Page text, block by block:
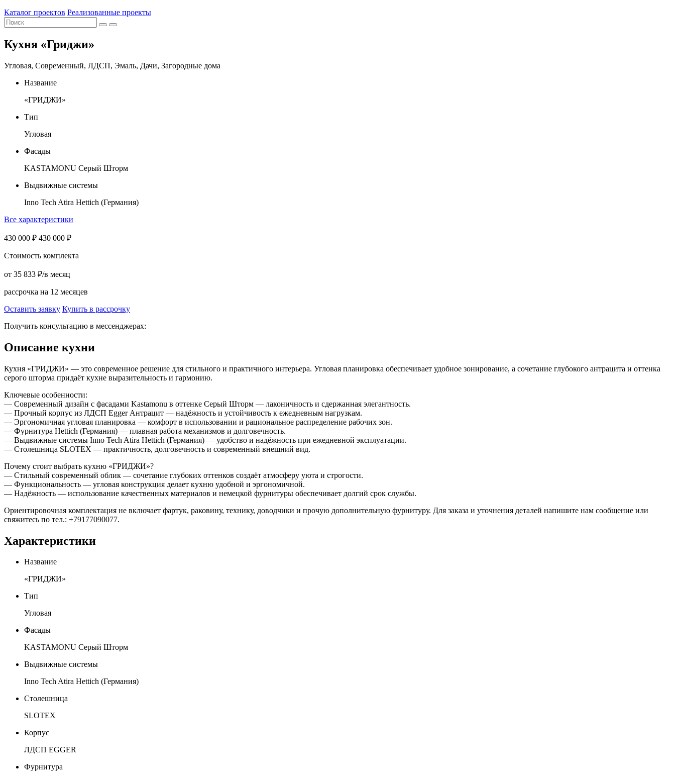
Каталог проектов Реализованные проекты
Кухня «Гриджи»
Угловая, Современный, ЛДСП, Эмаль, Дачи, Загородные дома
Название
«ГРИДЖИ»
Тип
Угловая
Фасады
KASTAMONU Серый Шторм
Выдвижные системы
Inno Tech Atira Hettich (Германия)
Все характеристики
430 000 ₽ 430 000 ₽
Стоимость комплекта
от 35 833 ₽/в месяц
рассрочка на 12 месяцев
Оставить заявку Купить в рассрочку
Получить консультацию в мессенджерах:
Описание кухни
Кухня «ГРИДЖИ» — это современное решение для стильного и практичного интерьера. Угловая планировка обеспечивает удобное зонирование, а сочетание глубокого антрацита и оттенка
серого шторма придаёт кухне выразительность и гармонию.
Ключевые особенности:
— Современный дизайн с фасадами Kastamonu в оттенке Серый Шторм — лаконичность и сдержанная элегантность.
— Прочный корпус из ЛДСП Egger Антрацит — надёжность и устойчивость к ежедневным нагрузкам.
— Эргономичная угловая планировка — комфорт в использовании и рациональное распределение рабочих зон.
— Фурнитура Hettich (Германия) — плавная работа механизмов и долговечность.
— Выдвижные системы Inno Tech Atira Hettich (Германия) — удобство и надёжность при ежедневной эксплуатации.
— Столешница SLOTEX — практичность, долговечность и современный внешний вид.
Почему стоит выбрать кухню «ГРИДЖИ»?
— Стильный современный облик — сочетание глубоких оттенков создаёт атмосферу уюта и строгости.
— Функциональность — угловая конструкция делает кухню удобной и эргономичной.
— Надёжность — использование качественных материалов и немецкой фурнитуры обеспечивает долгий срок службы.
Ориентировочная комплектация не включает фартук, раковину, технику, доводчики и прочую дополнительную фурнитуру. Для заказа и уточнения деталей напишите нам сообщение или
свяжитесь по тел.: +79177090077.
Характеристики
Название
«ГРИДЖИ»
Тип
Угловая
Фасады
KASTAMONU Серый Шторм
Выдвижные системы
Inno Tech Atira Hettich (Германия)
Столешница
SLOTEX
Корпус
ЛДСП EGGER
Фурнитура